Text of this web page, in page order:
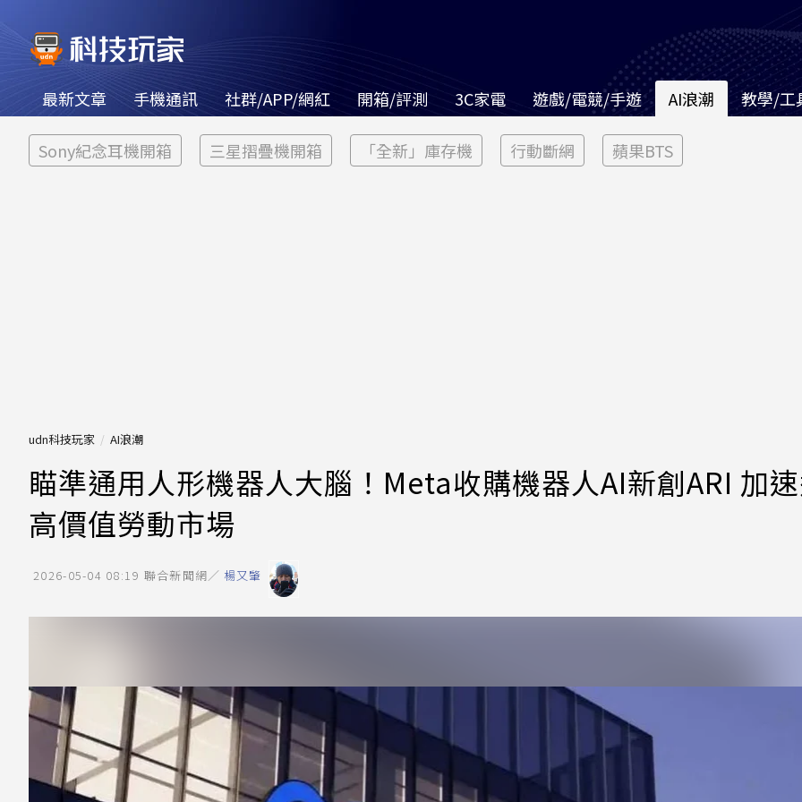
最新文章 手機通訊 社群/APP/網紅 開箱/評測 3C家電 遊戲/電競/手遊 AI浪潮 教學/工
Sony紀念耳機開箱 三星摺疊機開箱 「全新」庫存機 行動斷網 蘋果BTS
udn科技玩家 AI浪潮
瞄準通用人形機器人大腦！Meta收購機器人AI新創ARI 加
高價值勞動市場
2026-05-04 08:19 聯合新聞網／ 楊又肇